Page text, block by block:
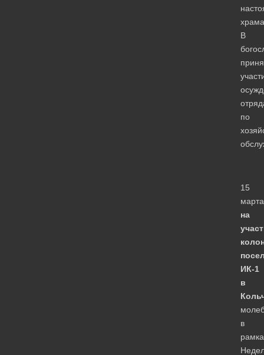
В
по
15
марта
на
ИК-1
в
в